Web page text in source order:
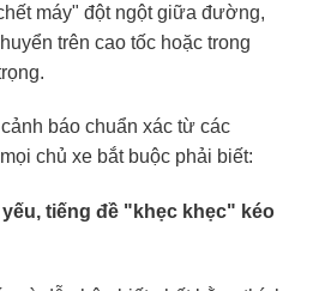
máy" đột ngột giữa đường,
trên cao tốc hoặc trong
báo chuẩn xác từ các
chủ xe bắt buộc phải biết:
tiếng đề "khẹc khẹc" kéo